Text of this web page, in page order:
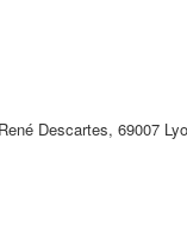
Descartes, 69007